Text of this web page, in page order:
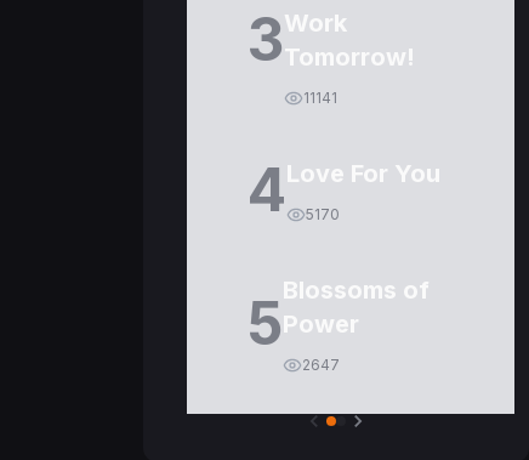
3Work
Tomorrow!
11141
4Love For You
5170
5Blossoms of
Power
2647